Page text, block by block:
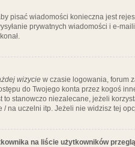
pisać wiadomości konieczna jest
prywatnych wiadomości i e-
wizycie w czasie logowania, forum
do Twojego konta przez kogoś
stanowczo niezalecane, jeżeli
na uczelni itp. Jeżeli nie widzisz tej
na liście użytkowników